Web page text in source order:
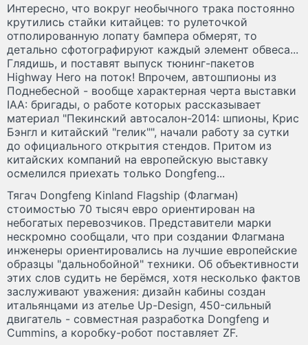
Интересно, что вокруг необычного трака постоянно
крутились стайки китайцев: то рулеточкой
отполированную лопату бампера обмерят, то
детально сфотографируют каждый элемент обвеса...
Глядишь, и поставят выпуск тюнинг-пакетов
Highway Hero на поток! Впрочем, автошпионы из
Поднебесной - вообще характерная черта выставки
IAA: бригады, о работе которых рассказывает
материал "Пекинский автосалон-2014: шпионы, Крис
Бэнгл и китайский "гелик"", начали работу за сутки
до официального открытия стендов. Притом из
китайских компаний на европейскую выставку
осмелился приехать только Dongfeng...
Тягач Dongfeng Kinland Flagship (Флагман)
стоимостью 70 тысяч евро ориентирован на
небогатых перевозчиков. Представители марки
нескромно сообщали, что при создании Флагмана
инженеры ориентировались на лучшие европейские
образцы "дальнобойной" техники. Об объективности
этих слов судить не берёмся, хотя несколько фактов
заслуживают уважения: дизайн кабины создан
итальянцами из ателье Up-Design, 450-сильный
двигатель - совместная разработка Dongfeng и
Cummins, а коробку-робот поставляет ZF.